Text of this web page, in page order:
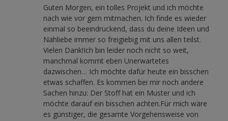
Guten Morgen, ein tolles Projekt und ich möchte
nach wie vor gern mitmachen. Ich finde es wieder
einmal so beeindruckend, dass du deine Ideen und
Nähliebe immer so freigiebig mit uns allen teilst.
Vielen Dank!Ich bin leider noch nicht so weit,
manchmal kommt eben Unerwartetes
dazwischen… Ich möchte dafür heute ein bisschen
etwas schaffen. Es kommen bei mir noch andere
Sachen hinzu: Der Stoff hat ein Muster und ich
möchte darauf ein bisschen achten.Für mich wäre
es günstiger, die gesamte Vorgehensweise von